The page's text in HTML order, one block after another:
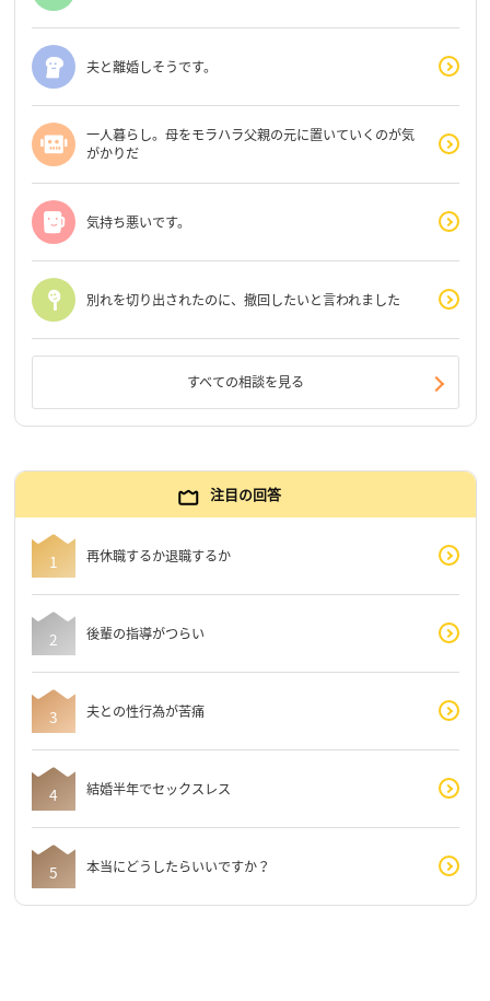
夫と離婚しそうです。
一人暮らし。母をモラハラ父親の元に置いていくのが気
がかりだ
気持ち悪いです。
別れを切り出されたのに、撤回したいと言われました
すべての相談を見る
注目の回答
再休職するか退職するか
後輩の指導がつらい
夫との性行為が苦痛
結婚半年でセックスレス
本当にどうしたらいいですか？